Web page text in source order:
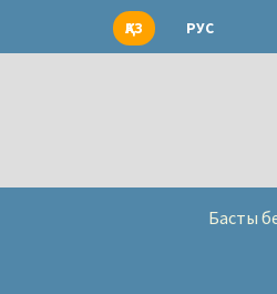
ҚАЗ РУС
Басты